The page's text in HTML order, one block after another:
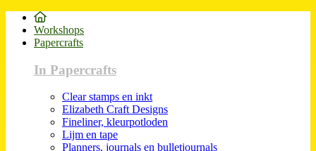
Workshops
Papercrafts
In Papercrafts
Clear stamps en inkt
Elizabeth Craft Designs
Fineliner, kleurpotloden
Lijm en tape
Planners, journals en bulletjournals